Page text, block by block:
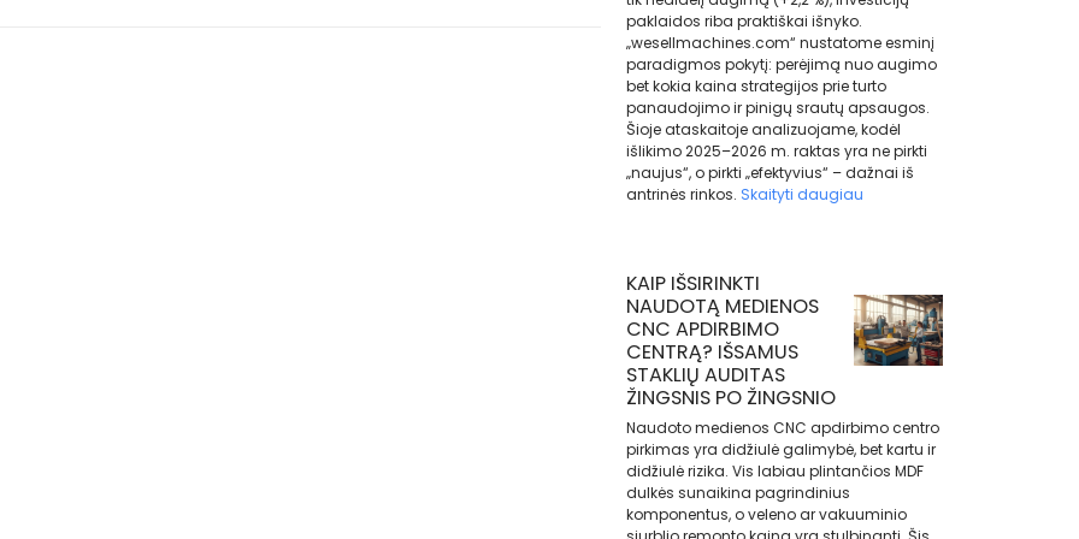
paklaidos riba praktiškai išnyko.
„wesellmachines.com“ nustatome esminį
paradigmos pokytį: perėjimą nuo augimo
bet kokia kaina strategijos prie turto
panaudojimo ir pinigų srautų apsaugos.
Šioje ataskaitoje analizuojame, kodėl
išlikimo 2025–2026 m. raktas yra ne pirkti
„naujus“, o pirkti „efektyvius“ – dažnai iš
antrinės rinkos. Skaityti daugiau
KAIP IŠSIRINKTI
NAUDOTĄ MEDIENOS
CNC APDIRBIMO
CENTRĄ? IŠSAMUS
STAKLIŲ AUDITAS
ŽINGSNIS PO ŽINGSNIO
Naudoto medienos CNC apdirbimo centro
pirkimas yra didžiulė galimybė, bet kartu ir
didžiulė rizika. Vis labiau plintančios MDF
dulkės sunaikina pagrindinius
komponentus, o veleno ar vakuuminio